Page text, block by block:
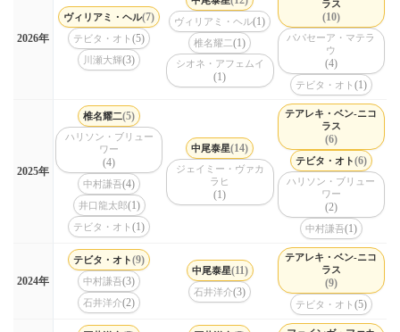
2026年
ヴィリアミ・ヘル(7)
テビタ・オト(5)
川瀬大輝(3)
ヴィリアミ・ヘル(1)
椎名耀二(1)
シオネ・アフェムイ
(1)
ラス
(10)
パパセーア・マテラ
ウ
(4)
テビタ・オト (1)
2025年
椎名耀二(5)
ハリソン・ブリュー
ワー
(4)
中村謙吾(4)
井口龍太郎(1)
テビタ・オト(1)
中尾泰星(14)
ジェイミー・ヴァカ
ラヒ
(1)
テアレキ・ベン-ニコ
ラス
(6)
テビタ・オト(6)
ハリソン・ブリュー
ワー
(2)
中村謙吾(1)
2024年
テビタ・オト(9)
中村謙吾(3)
石井洋介(2)
中尾泰星(11)
石井洋介(3)
テアレキ・ベン-ニコ
ラス
(9)
テビタ・オト (5)